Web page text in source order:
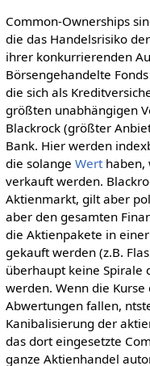
Common-Ownerships
die das Handelsrisiko
ihrer konkurrierenden
Börsengehandelte
die sich als
größten unabhängigen
Blackrock (größter
Bank. Hier werden
die solange Werthaben,
verkauft werden.
Aktienmarkt, gilt aber
aber den gesamten
die Aktienpakete in
gekauft werden (z.B.
überhaupt keine
werden. Wenn die
Abwertungen fallen,
Kanibalisierung der
das dort eingesetzte
ganze Aktienhandel